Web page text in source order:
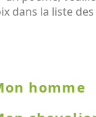
dans la liste
homme